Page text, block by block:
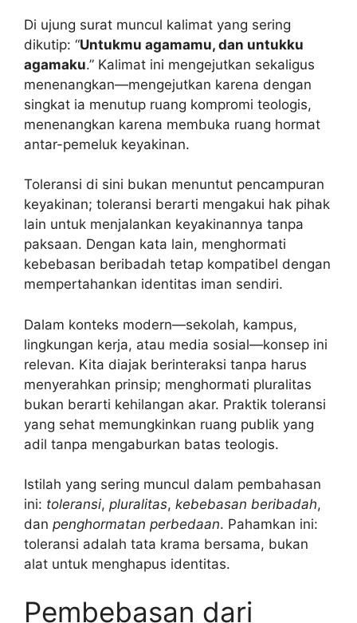
Di ujung surat muncul kalimat yang sering
dikutip: “Untukmu agamamu, dan untukku
agamaku.” Kalimat ini mengejutkan sekaligus
menenangkan—mengejutkan karena dengan
singkat ia menutup ruang kompromi teologis,
menenangkan karena membuka ruang hormat
antar-pemeluk keyakinan.
Toleransi di sini bukan menuntut pencampuran
keyakinan; toleransi berarti mengakui hak pihak
lain untuk menjalankan keyakinannya tanpa
paksaan. Dengan kata lain, menghormati
kebebasan beribadah tetap kompatibel dengan
mempertahankan identitas iman sendiri.
Dalam konteks modern—sekolah, kampus,
lingkungan kerja, atau media sosial—konsep ini
relevan. Kita diajak berinteraksi tanpa harus
menyerahkan prinsip; menghormati pluralitas
bukan berarti kehilangan akar. Praktik toleransi
yang sehat memungkinkan ruang publik yang
adil tanpa mengaburkan batas teologis.
Istilah yang sering muncul dalam pembahasan
ini: toleransi, pluralitas, kebebasan beribadah,
dan penghormatan perbedaan. Pahamkan ini:
toleransi adalah tata krama bersama, bukan
alat untuk menghapus identitas.
Pembebasan dari